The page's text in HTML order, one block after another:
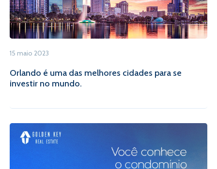
15 maio 2023
Orlando é uma das melhores cidades para se
investir no mundo.